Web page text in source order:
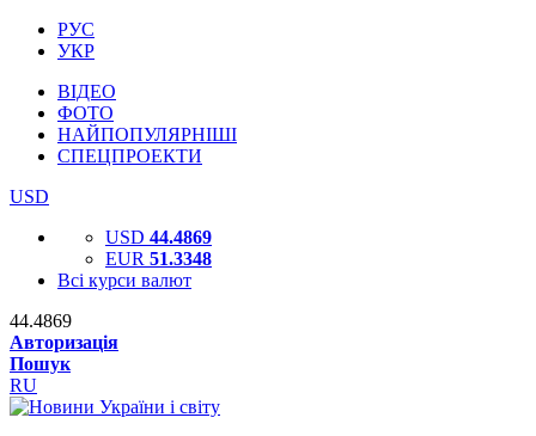
РУС
УКР
ВІДЕО
ФОТО
НАЙПОПУЛЯРНІШІ
СПЕЦПРОЕКТИ
USD
USD 44.4869
EUR 51.3348
Всі курси валют
44.4869
Авторизація
Пошук
RU